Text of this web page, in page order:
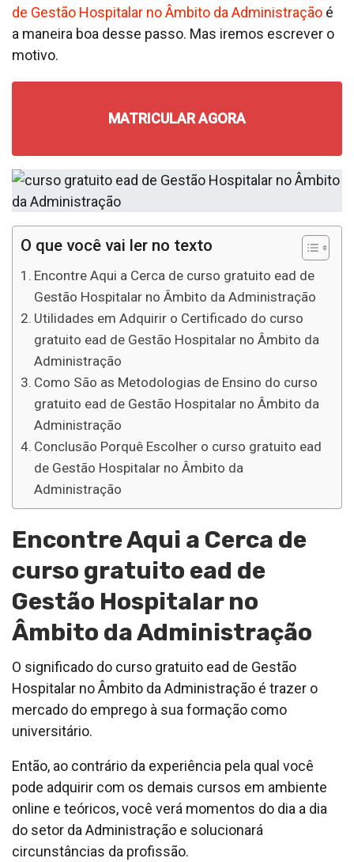
de Gestão Hospitalar no Âmbito da Administração é
a maneira boa desse passo. Mas iremos escrever o
motivo.
MATRICULAR AGORA
O que você vai ler no texto
Encontre Aqui a Cerca de curso gratuito ead de
Gestão Hospitalar no Âmbito da Administração
Utilidades em Adquirir o Certificado do curso
gratuito ead de Gestão Hospitalar no Âmbito da
Administração
Como São as Metodologias de Ensino do curso
gratuito ead de Gestão Hospitalar no Âmbito da
Administração
Conclusão Porquê Escolher o curso gratuito ead
de Gestão Hospitalar no Âmbito da
Administração
Encontre Aqui a Cerca de
curso gratuito ead de
Gestão Hospitalar no
Âmbito da Administração
O significado do curso gratuito ead de Gestão
Hospitalar no Âmbito da Administração é trazer o
mercado do emprego à sua formação como
universitário.
Então, ao contrário da experiência pela qual você
pode adquirir com os demais cursos em ambiente
online e teóricos, você verá momentos do dia a dia
do setor da Administração e solucionará
circunstâncias da profissão.